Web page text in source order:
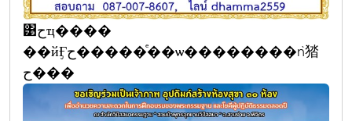
͹حҵ����
��йӺح�����ͤ��ѡ��������ǹ㹺
ح���